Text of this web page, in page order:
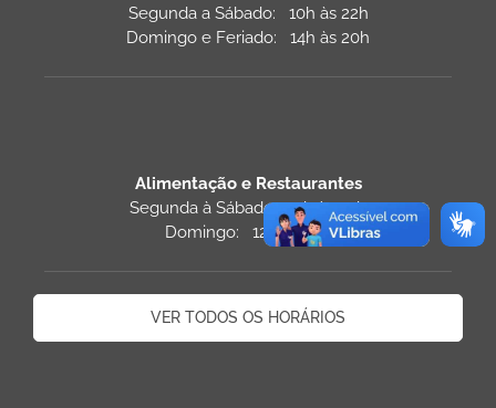
Segunda a Sábado: 10h às 22h
Domingo e Feriado: 14h às 20h
Alimentação e Restaurantes
Segunda à Sábado: 11h às 22h
Domingo: 12h às 22h
VER TODOS OS HORÁRIOS